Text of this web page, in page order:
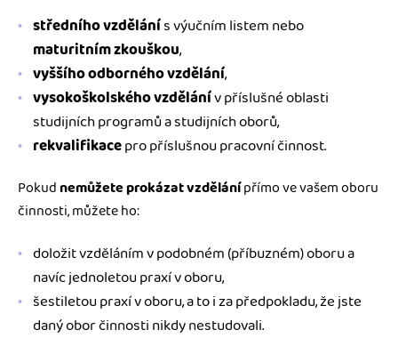
středního vzdělánís výučním listem nebo
maturitním zkouškou,
vyššího odborného vzdělání,
vysokoškolského vzdělánív příslušné oblasti
studijních programů a studijních oborů,
rekvalifikacepro příslušnou pracovní činnost.
Pokudnemůžete prokázat vzdělánípřímo ve vašem oboru
činnosti, můžete ho:
doložit vzděláním v podobném (příbuzném) oboru a
navíc jednoletou praxí v oboru,
šestiletou praxí v oboru, a to i za předpokladu, že jste
daný obor činnosti nikdy nestudovali.